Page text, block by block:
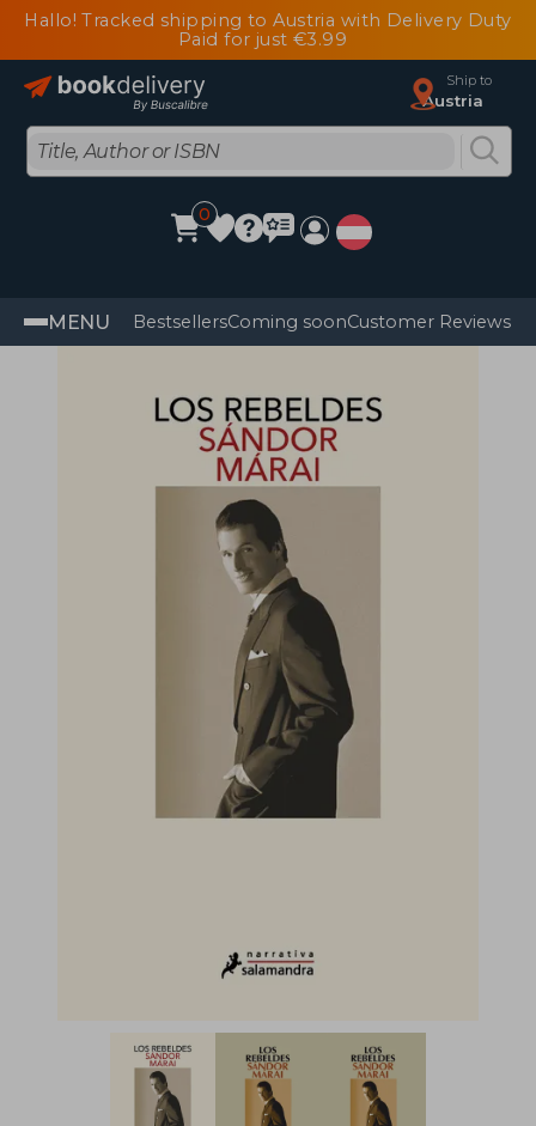
Hallo! Tracked shipping to Austria with Delivery Duty
Paid for just €3.99
Ship to
Austria
0
MENU BestsellersComing soonCustomer Reviews